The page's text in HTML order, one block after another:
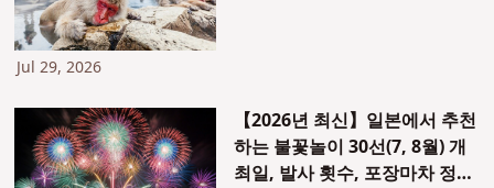
Jul 29, 2026
【2026년 최신】일본에서 추천
하는 불꽃놀이 30선(7, 8월) 개
최일, 발사 횟수, 포장마차 정보